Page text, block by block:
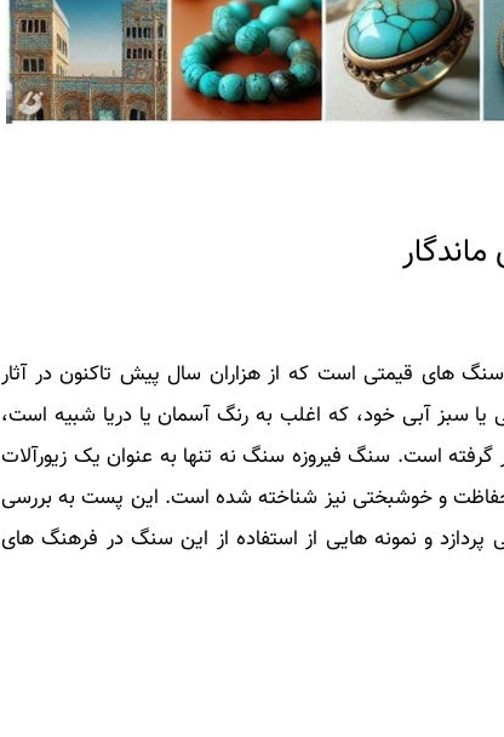
های قیمتی است که از هزاران سال پیش تاکنون در آثار
سبز آبی خود، که اغلب به رنگ آسمان یا دریا شبیه است،
است. سنگ فیروزه سنگ نه تنها به عنوان یک زیورآلات
حفاظت و خوشبختی نیز شناخته شده است. این پست به بررسی
و نمونه هایی از استفاده از این سنگ در فرهنگ های